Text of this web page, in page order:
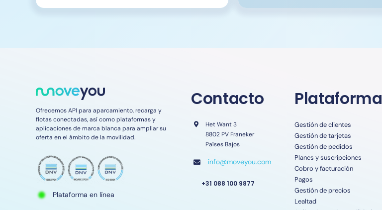
Ofrecemos API para aparcamiento, recarga y
flotas conectadas, así como plataformas y
aplicaciones de marca blanca para ampliar su
oferta en el ámbito de la movilidad.
Plataforma en línea
Contacto
Het Want 3
8802 PV Franeker
Países Bajos
info@moveyou.com
+31 088 100 9877
Plataforma
Gestión de clientes
Gestión de tarjetas
Gestión de pedidos
Planes y suscripciones
Cobro y facturación
Pagos
Gestión de precios
Lealtad